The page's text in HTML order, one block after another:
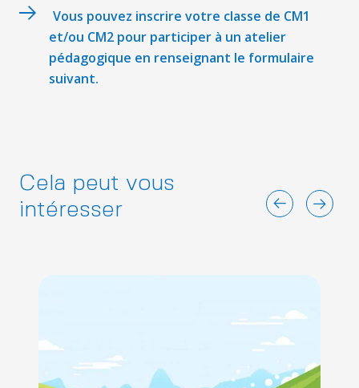
Vous pouvez inscrire votre classe de CM1
et/ou CM2 pour participer à un atelier
pédagogique en renseignant le formulaire
suivant.
Cela peut vous
intéresser